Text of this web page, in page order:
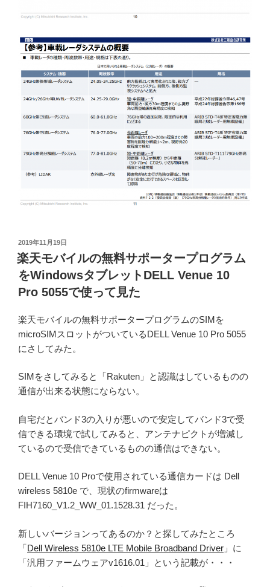
投
稿
日:
2019年11月19日
楽天モバイルの無料サポータープログラム
をWindowsタブレットDELL Venue 10
Pro 5055で使って見た
楽天モバイルの無料サポータープログラムのSIMを
microSIMスロットがついているDELL Venue 10 Pro 5055
にさしてみた。
SIMをさしてみると「Rakuten」と認識はしているものの
通信が出来る状態にならない。
自宅だとバンド3の入りが悪いので安定してバンド3で受
信できる環境で試してみると、アンテナピクトが増減し
ているので受信できているものの通信はできない。
DELL Venue 10 Proで使用されている通信カードは Dell
wireless 5810e で、現状のfirmwareは
FIH7160_V1.2_WW_01.1528.31 だった。
新しいバージョンってあるのか？と探してみたところ
「Dell Wireless 5810e LTE Mobile Broadband Driver 」に
「汎用ファームウェアv1616.01」という記載が・・・